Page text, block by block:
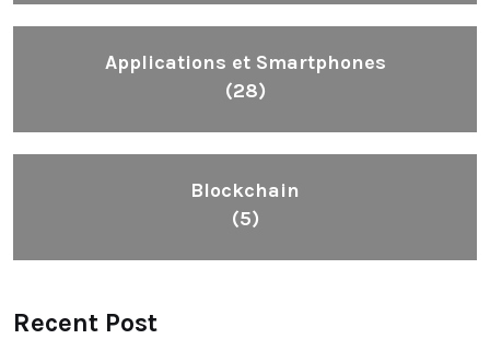
Applications et Smartphones
(28)
Blockchain
(5)
Recent Post